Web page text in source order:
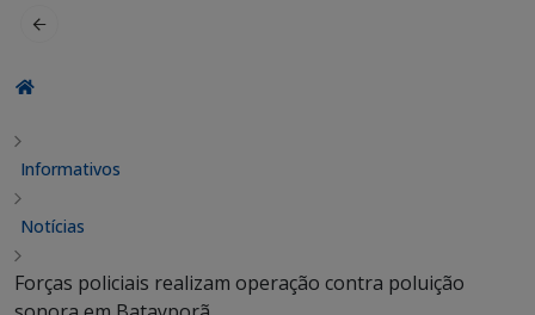
Informativos
Notícias
Forças policiais realizam operação contra poluição